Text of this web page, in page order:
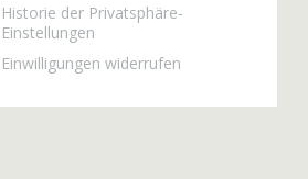
Historie der Privatsphäre-
Einstellungen
Einwilligungen widerrufen